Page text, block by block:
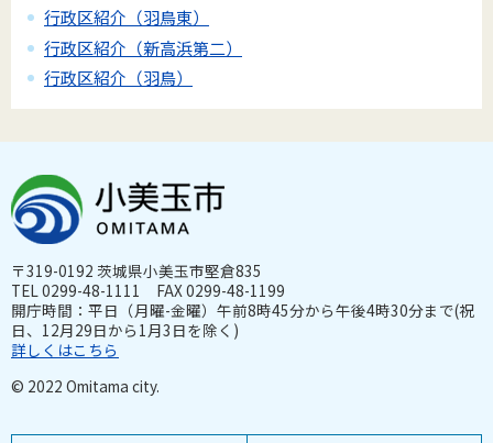
行政区紹介（羽鳥東）
行政区紹介（新高浜第二）
行政区紹介（羽鳥）
〒319-0192 茨城県小美玉市堅倉835
TEL 0299-48-1111 FAX 0299-48-1199
開庁時間：平日（月曜-金曜）午前8時45分から午後4時30分まで(祝
日、12月29日から1月3日を除く)
詳しくはこちら
© 2022 Omitama city.